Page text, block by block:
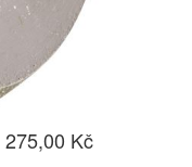
275,00 Kč